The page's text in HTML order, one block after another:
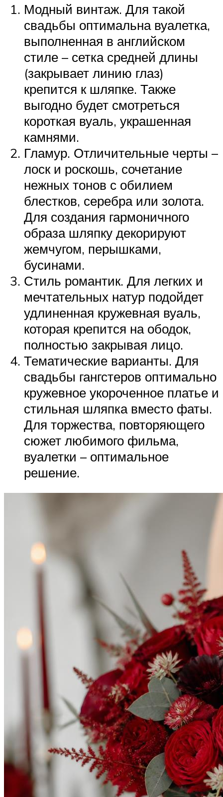
Модный винтаж. Для такой
свадьбы оптимальна вуалетка,
выполненная в английском
стиле – сетка средней длины
(закрывает линию глаз)
крепится к шляпке. Также
выгодно будет смотреться
короткая вуаль, украшенная
камнями.
Гламур. Отличительные черты –
лоск и роскошь, сочетание
нежных тонов с обилием
блестков, серебра или золота.
Для создания гармоничного
образа шляпку декорируют
жемчугом, перышками,
бусинами.
Стиль романтик. Для легких и
мечтательных натур подойдет
удлиненная кружевная вуаль,
которая крепится на ободок,
полностью закрывая лицо.
Тематические варианты. Для
свадьбы гангстеров оптимально
кружевное укороченное платье и
стильная шляпка вместо фаты.
Для торжества, повторяющего
сюжет любимого фильма,
вуалетки – оптимальное
решение.